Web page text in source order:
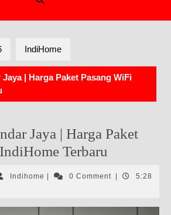
IndiHome
| Harga Paket Pasang WiFi
Jaya | Harga Paket
Terbaru
Indihome Indihome0 Comment
5:28